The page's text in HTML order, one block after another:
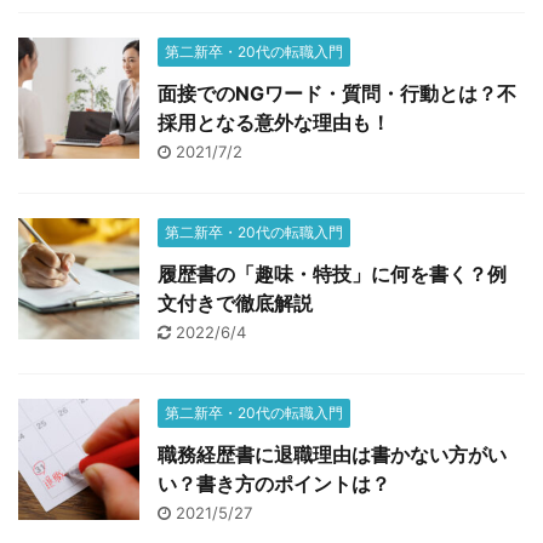
第二新卒・20代の転職入門
面接でのNGワード・質問・行動とは？不
採用となる意外な理由も！
2021/7/2
第二新卒・20代の転職入門
履歴書の「趣味・特技」に何を書く？例
文付きで徹底解説
2022/6/4
第二新卒・20代の転職入門
職務経歴書に退職理由は書かない方がい
い？書き方のポイントは？
2021/5/27